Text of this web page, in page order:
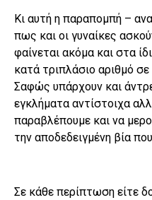
Κι αυτή η παραπομπή –
πως και οι γυναίκες
φαίνεται ακόμα και στα
κατά τριπλάσιο αριθμό
Σαφώς υπάρχουν και
εγκλήματα αντίστοιχα
παραβλέπουμε και να
την αποδεδειγμένη βία
Σε κάθε περίπτωση είτε